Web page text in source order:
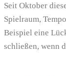
Seit Oktober
Spielraum,
Beispiel eine
schließen, wenn